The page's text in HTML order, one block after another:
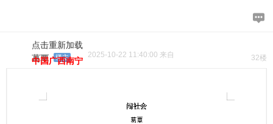
点击重新加载
32楼
葛覃 楼主 2025-10-22 11:40:00 来自
中国广西南宁